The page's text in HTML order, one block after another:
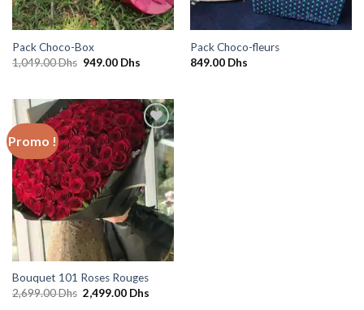
Pack Choco-Box
1,049.00Dhs Le
1,049.00 Dhs.
949.00 DhsLe
949.00 Dhs.
Pack Choco-fleurs
849.00 Dhs
Promo !
Ajouter
à la
wishlist
Bouquet 101 Roses Rouges
2,699.00Dhs Le
prix
2,499.00 DhsLe